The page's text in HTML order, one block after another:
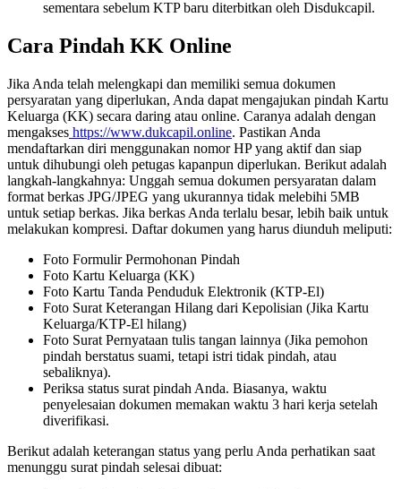
sementara sebelum KTP baru diterbitkan oleh Disdukcapil.
Cara Pindah KK Online
Jika Anda telah melengkapi dan memiliki semua dokumen
persyaratan yang diperlukan, Anda dapat mengajukan pindah Kartu
Keluarga (KK) secara daring atau online. Caranya adalah dengan
mengakses https://www.dukcapil.online. Pastikan Anda
mendaftarkan diri menggunakan nomor HP yang aktif dan siap
untuk dihubungi oleh petugas kapanpun diperlukan. Berikut adalah
langkah-langkahnya: Unggah semua dokumen persyaratan dalam
format berkas JPG/JPEG yang ukurannya tidak melebihi 5MB
untuk setiap berkas. Jika berkas Anda terlalu besar, lebih baik untuk
melakukan kompresi. Daftar dokumen yang harus diunduh meliputi:
Foto Formulir Permohonan Pindah
Foto Kartu Keluarga (KK)
Foto Kartu Tanda Penduduk Elektronik (KTP-El)
Foto Surat Keterangan Hilang dari Kepolisian (Jika Kartu
Keluarga/KTP-El hilang)
Foto Surat Pernyataan tulis tangan lainnya (Jika pemohon
pindah berstatus suami, tetapi istri tidak pindah, atau
sebaliknya).
Periksa status surat pindah Anda. Biasanya, waktu
penyelesaian dokumen memakan waktu 3 hari kerja setelah
diverifikasi.
Berikut adalah keterangan status yang perlu Anda perhatikan saat
menunggu surat pindah selesai dibuat: